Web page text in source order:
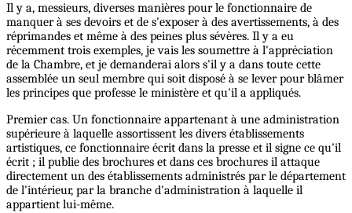
Il y a, messieurs, diverses manières pour le fonctionnaire de
manquer à ses devoirs et de s'exposer à des avertissements, à des
réprimandes et même à des peines plus sévères. Il y a eu
récemment trois exemples, je vais les soumettre à l'appréciation
de la Chambre, et je demanderai alors s'il y a dans toute cette
assemblée un seul membre qui soit disposé à se lever pour blâmer
les principes que professe le ministère et qu'il a appliqués.
Premier cas. Un fonctionnaire appartenant à une administration
supérieure à laquelle assortissent les divers établissements
artistiques, ce fonctionnaire écrit dans la presse et il signe ce qu'il
écrit ; il publie des brochures et dans ces brochures il attaque
directement un des établissements administrés par le département
de l'intérieur, par la branche d'administration à laquelle il
appartient lui-même.